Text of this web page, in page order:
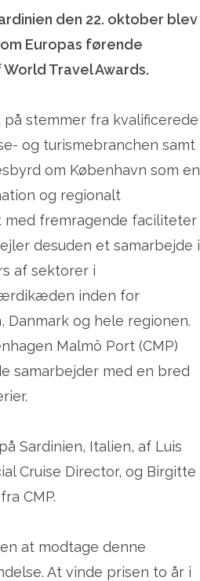
den 22. oktober blev
Europas førende
Travel Awards.
på stemmer fra kvalificerede
og turismebranchen samt
om København som en
og regionalt
fremragende faciliteter
desuden et samarbejde i
af sektorer i
inden for
Danmark og hele regionen.
Malmö Port (CMP)
samarbejder med en bred
Sardinien, Italien, af Luis
Cruise Director, og Birgitte
CMP.
at modtage denne
At vinde prisen to år i